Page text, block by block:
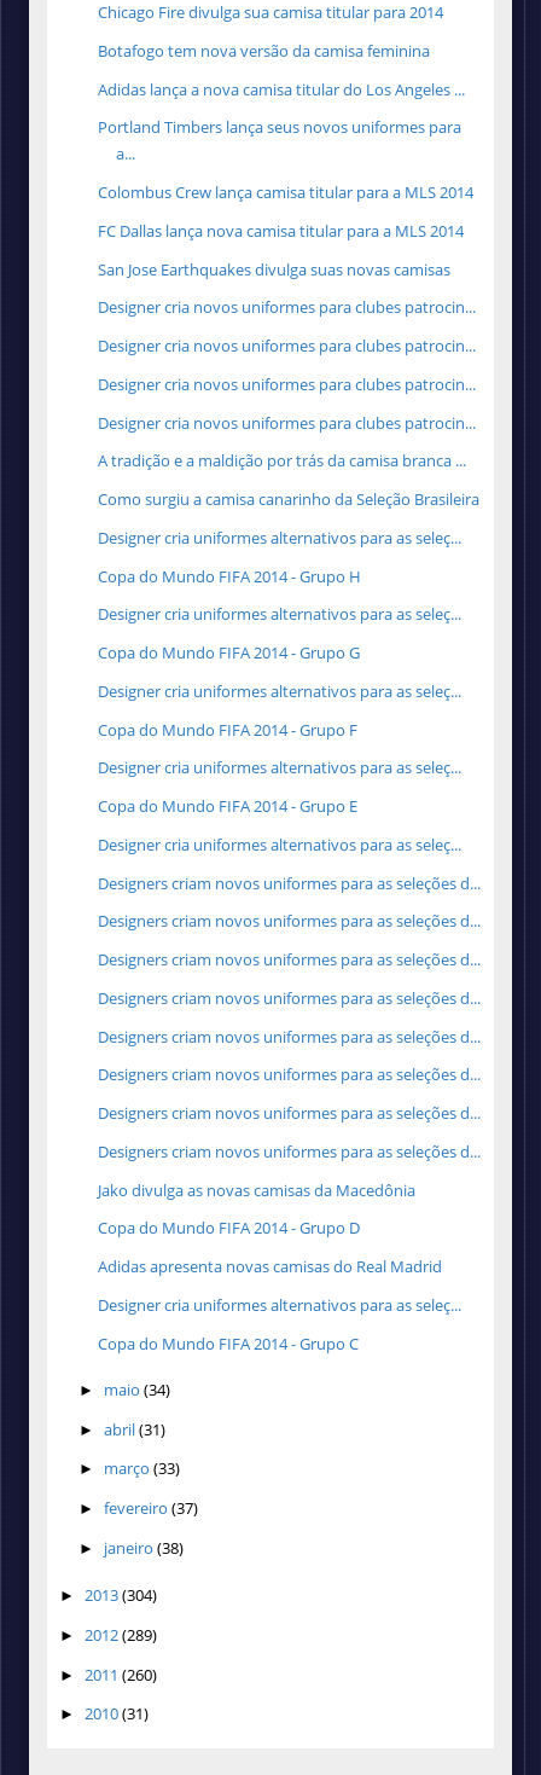
Chicago Fire divulga sua camisa titular para 2014
Botafogo tem nova versão da camisa feminina
Adidas lança a nova camisa titular do Los Angeles ...
Portland Timbers lança seus novos uniformes para
a...
Colombus Crew lança camisa titular para a MLS 2014
FC Dallas lança nova camisa titular para a MLS 2014
San Jose Earthquakes divulga suas novas camisas
Designer cria novos uniformes para clubes patrocin...
Designer cria novos uniformes para clubes patrocin...
Designer cria novos uniformes para clubes patrocin...
Designer cria novos uniformes para clubes patrocin...
A tradição e a maldição por trás da camisa branca ...
Como surgiu a camisa canarinho da Seleção Brasileira
Designer cria uniformes alternativos para as seleç...
Copa do Mundo FIFA 2014 - Grupo H
Designer cria uniformes alternativos para as seleç...
Copa do Mundo FIFA 2014 - Grupo G
Designer cria uniformes alternativos para as seleç...
Copa do Mundo FIFA 2014 - Grupo F
Designer cria uniformes alternativos para as seleç...
Copa do Mundo FIFA 2014 - Grupo E
Designer cria uniformes alternativos para as seleç...
Designers criam novos uniformes para as seleções d...
Designers criam novos uniformes para as seleções d...
Designers criam novos uniformes para as seleções d...
Designers criam novos uniformes para as seleções d...
Designers criam novos uniformes para as seleções d...
Designers criam novos uniformes para as seleções d...
Designers criam novos uniformes para as seleções d...
Designers criam novos uniformes para as seleções d...
Jako divulga as novas camisas da Macedônia
Copa do Mundo FIFA 2014 - Grupo D
Adidas apresenta novas camisas do Real Madrid
Designer cria uniformes alternativos para as seleç...
Copa do Mundo FIFA 2014 - Grupo C
► maio (34)
► abril(31)
► março (33)
► fevereiro (37)
► janeiro (38)
► 2013(304)
► 2012(289)
► 2011 (260)
► 2010(31)